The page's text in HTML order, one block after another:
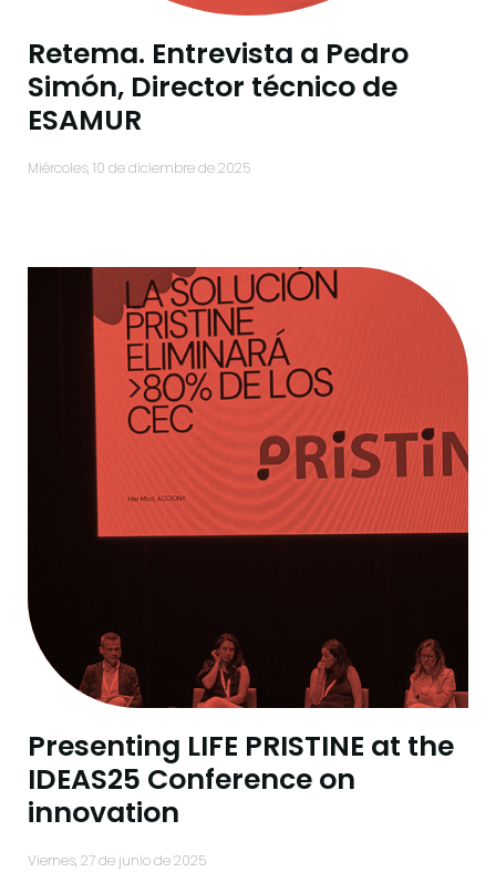
Retema. Entrevista a Pedro
Simón, Director técnico de
ESAMUR
miércoles, 10 de diciembre de 2025
Presenting LIFE PRISTINE at the
IDEAS25 Conference on
innovation
viernes, 27 de junio de 2025